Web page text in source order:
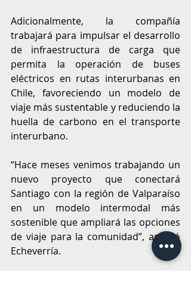
Adicionalmente, la compañía
trabajará para impulsar el desarrollo
de infraestructura de carga que
permita la operación de buses
eléctricos en rutas interurbanas en
Chile, favoreciendo un modelo de
viaje más sustentable y reduciendo la
huella de carbono en el transporte
interurbano.
“Hace meses venimos trabajando un
nuevo proyecto que conectará
Santiago con la región de Valparaíso
en un modelo intermodal más
sostenible que ampliará las opciones
de viaje para la comunidad”, agregó
Echeverría.